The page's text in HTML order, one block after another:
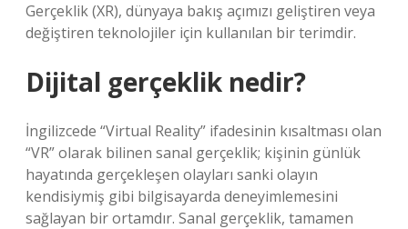
Gerçeklik (XR), dünyaya bakış açımızı geliştiren veya
değiştiren teknolojiler için kullanılan bir terimdir.
Dijital gerçeklik nedir?
İngilizcede “Virtual Reality” ifadesinin kısaltması olan
“VR” olarak bilinen sanal gerçeklik; kişinin günlük
hayatında gerçekleşen olayları sanki olayın
kendisiymiş gibi bilgisayarda deneyimlemesini
sağlayan bir ortamdır. Sanal gerçeklik, tamamen